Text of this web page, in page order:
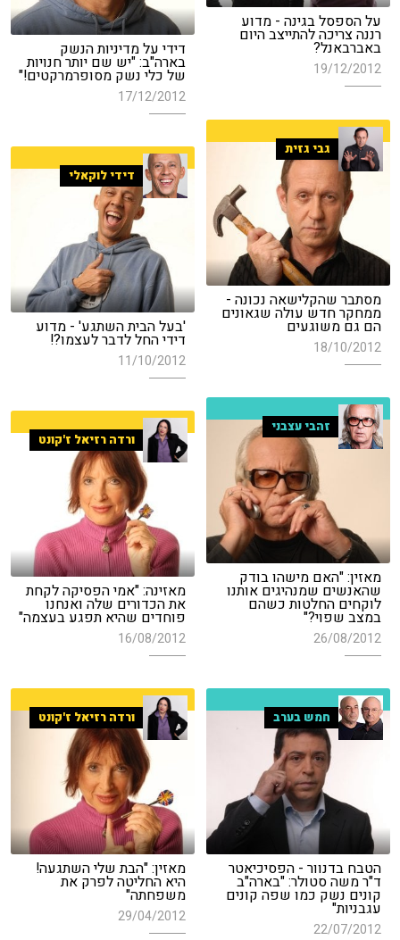
על הספסל בגינה - מדוע
רננה צריכה להתייצב היום
באברבאנל?
19/12/2012
דידי על מדיניות הנשק
בארה"ב: "יש שם יותר חנויות
של כלי נשק מסופרמרקטים!"
17/12/2012
גבי גזית
מסתבר שהקלישאה נכונה -
ממחקר חדש עולה שגאונים
הם גם משוגעים
18/10/2012
דידי לוקאלי
'בעל הבית השתגע' - מדוע
דידי החל לדבר לעצמו?!
11/10/2012
זהבי עצבני
מאזין: "האם מישהו בודק
שהאנשים שמנהיגים אותנו
לוקחים החלטות כשהם
במצב שפוי?"
26/08/2012
ורדה רזיאל ז'קונט
מאזינה: "אמי הפסיקה לקחת
את הכדורים שלה ואנחנו
פוחדים שהיא תפגע בעצמה"
16/08/2012
חמש בערב
הטבח בדנוור - הפסיכיאטר
ד"ר משה סטולר: "בארה"ב
קונים נשק כמו שפה קונים
עגבניות"
22/07/2012
ורדה רזיאל ז'קונט
מאזין: "הבת שלי השתגעה!
היא החליטה לפרק את
משפחתה"
29/04/2012